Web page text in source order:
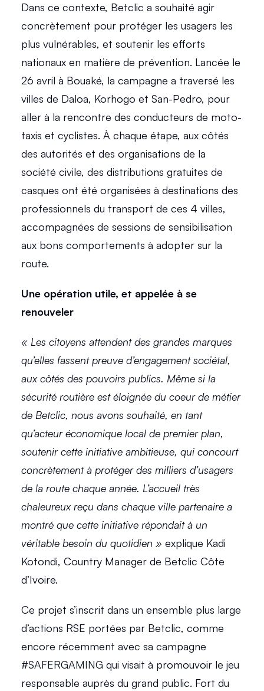
Dans ce contexte, Betclic a souhaité agir
concrètement pour protéger les usagers les
plus vulnérables, et soutenir les efforts
nationaux en matière de prévention. Lancée le
26 avril à Bouaké, la campagne a traversé les
villes de Daloa, Korhogo et San-Pedro, pour
aller à la rencontre des conducteurs de moto-
taxis et cyclistes. À chaque étape, aux côtés
des autorités et des organisations de la
société civile, des distributions gratuites de
casques ont été organisées à destinations des
professionnels du transport de ces 4 villes,
accompagnées de sessions de sensibilisation
aux bons comportements à adopter sur la
route.
Une opération utile, et appelée à se
renouveler
« Les citoyens attendent des grandes marques
qu’elles fassent preuve d’engagement sociétal,
aux côtés des pouvoirs publics. Même si la
sécurité routière est éloignée du coeur de métier
de Betclic, nous avons souhaité, en tant
qu’acteur économique local de premier plan,
soutenir cette initiative ambitieuse, qui concourt
concrètement à protéger des milliers d’usagers
de la route chaque année. L’accueil très
chaleureux reçu dans chaque ville partenaire a
montré que cette initiative répondait à un
véritable besoin du quotidien » explique Kadi
Kotondi, Country Manager de Betclic Côte
d’Ivoire.
Ce projet s’inscrit dans un ensemble plus large
d’actions RSE portées par Betclic, comme
encore récemment avec sa campagne
#SAFERGAMING qui visait à promouvoir le jeu
responsable auprès du grand public. Fort du